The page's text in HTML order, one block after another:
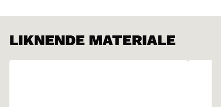
LIKNENDE MATERIALE